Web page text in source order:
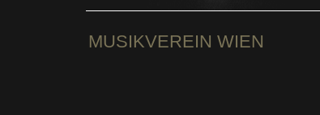
MUSIKVEREIN WIEN